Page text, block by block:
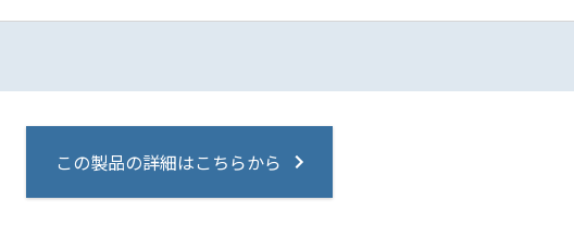
この製品の詳細はこちらから